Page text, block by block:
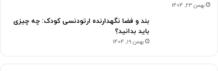
بهمن 23, 1404
بند و فضا نگهدارنده ارتودنسی کودک: چه چیزی
باید بدانید؟
بهمن 19, 1404